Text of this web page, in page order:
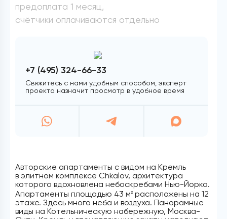
Авторские апартаменты с видом на Кремль
в элитном комплексе Chkalov, архитектура
которого вдохновлена небоскребами Нью-Йорка.
Апартаменты площадью 43 м2 расположены на 12
этаже. Здесь много неба и воздуха. Панорамные
виды на Котельническую набережную, Москва-
предоплата 1 месяц,
счётчики оплачиваются отдельно
+7 (495) 324-66-33
Свяжитесь с нами удобным способом, эксперт
проекта назначит просмотр в удобное время